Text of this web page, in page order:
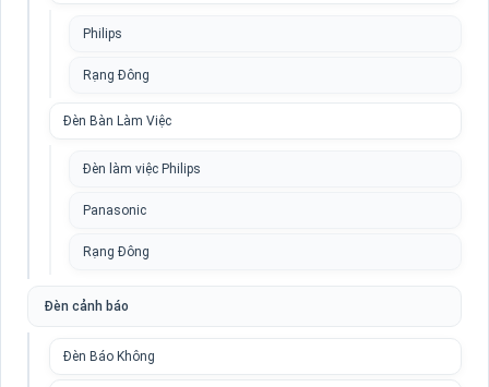
Philips
Rạng Đông
Đèn Bàn Làm Việc
Đèn làm việc Philips
Panasonic
Rạng Đông
Đèn cảnh báo
Đèn Báo Không